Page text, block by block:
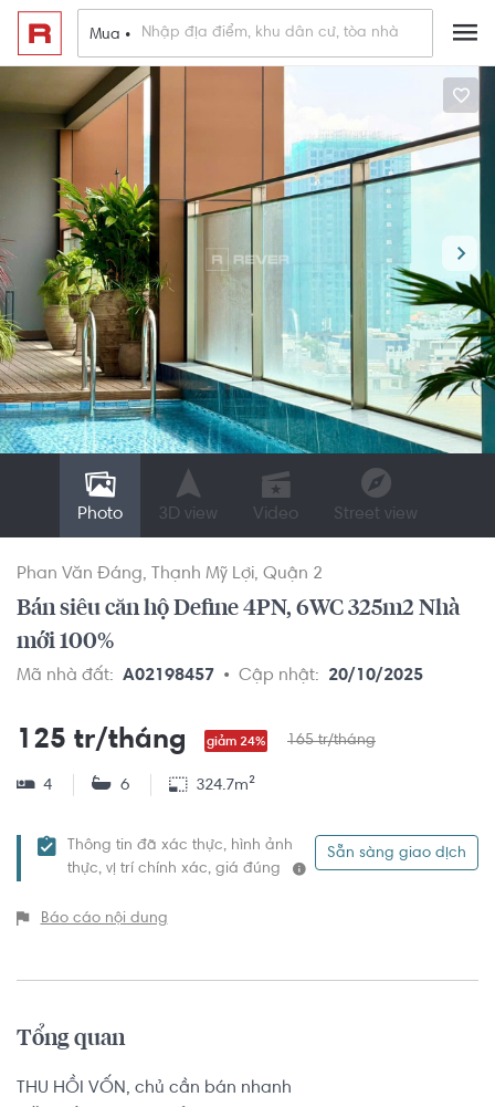
Mua •
Photo 3D view Video Street view
Phan Văn Đáng Thạnh Mỹ Lợi Quận 2
Bán siêu căn hộ Define 4PN, 6WC 325m2 Nhà
mới 100%
Mã nhà đất: A02198457 Cập nhật: 20/10/2025
125 tr/tháng giảm 24% 165 tr/tháng
4 6 324.7m²
Thông tin đã xác thực, hình ảnh
thực, vị trí chính xác, giá đúng
Sẵn sàng giao dịch
Báo cáo nội dung
Tổng quan
THU HỒI VỐN, chủ cần bán nhanh